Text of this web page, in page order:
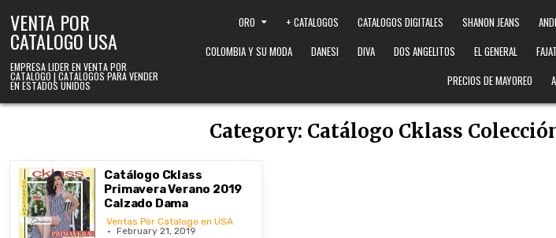
VENTA POR
CATALOGO USA
EMPRESA LIDER EN VENTA POR
CATALOGO | CATALOGOS PARA VENDER
EN ESTADOS UNIDOS
ORO + CATALOGOS CATALOGOS DIGITALES SHANON JEANS
COLOMBIA Y SU MODA
DANESI DIVA DOS ANGELITOS EL GENERAL
PRECIOS DE MAYOREO
Category: Catálogo Cklass
Catálogo Cklass
Primavera Verano 2019
Calzado Dama
Ventas Por Catalogo en USA
February 21, 2019